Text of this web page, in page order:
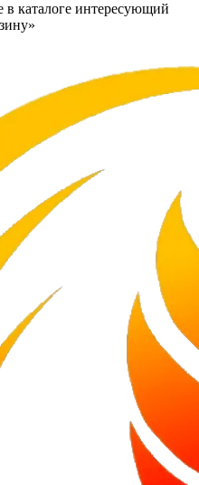
в каталоге интересующий